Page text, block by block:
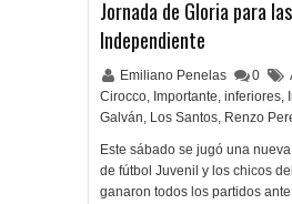
Jornada de Gloria para
Independiente
Emiliano Penelas 0
Cirocco, Importante, inferiores,
Galván, Los Santos, Renzo
Este sábado se jugó una
de fútbol Juvenil y los chicos
ganaron todos los partidos